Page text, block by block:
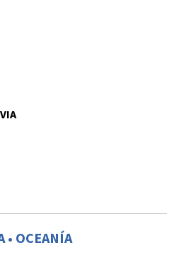
• OCEANÍA